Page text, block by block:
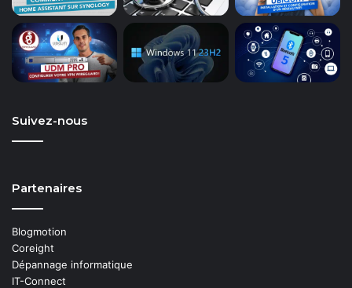
Suivez-nous
Partenaires
Blogmotion
Coreight
Dépannage informatique
IT-Connect